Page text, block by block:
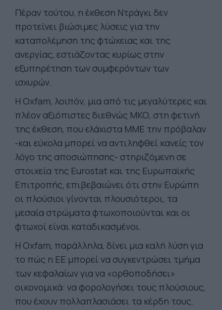
Πέραν τούτου, η έκθεση Ντράγκι δεν
προτείνει βιώσιμες λύσεις για την
καταπολέμηση της φτώχειας και της
ανεργίας, εστιάζοντας κυρίως στην
εξυπηρέτηση των συμφερόντων των
ισχυρών.
Η Oxfam, λοιπόν, μια από τις μεγαλύτερες και
πλέον αξιόπιστες διεθνώς ΜΚΟ, στη φετινή
της έκθεση, που ελάχιστα ΜΜΕ την πρόβαλαν
-και εύκολα μπορεί να αντιληφθεί κανείς τον
λόγο της αποσιώπησης- στηριζόμενη σε
στοιχεία της Eurostat και της Ευρωπαϊκής
Επιτροπής, επιβεβαιώνει ότι στην Ευρώπη
οι πλούσιοι γίνονται πλουσιότεροι, τα
μεσαία στρώματα φτωχοποιούνται και οι
φτωχοί είναι καταδικασμένοι.
Η Oxfam, παράλληλα, δίνει μια καλή λύση για
το πώς η ΕΕ μπορεί να συγκεντρώσει τμήμα
των κεφαλαίων για να «ορθοποδήσει»
οικονομικά: να φορολογήσει τους πλούσιους,
που έχουν πολλαπλασιάσει τα κέρδη τους.